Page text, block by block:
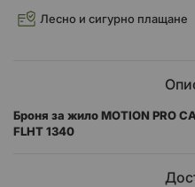
Лесно и сигурно плащане
Броня за жило MOTION PRO
FLHT 1340